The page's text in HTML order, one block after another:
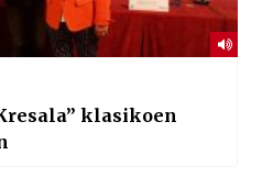
klasikoen